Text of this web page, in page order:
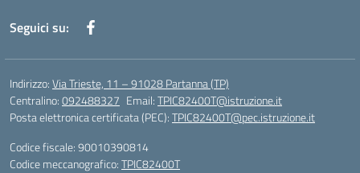
Seguici su:
Indirizzo:Via Trieste, 11 – 91028 Partanna (TP)
Centralino:092488327 Email:TPIC82400T@istruzione.it
Posta elettronica certificata (PEC):TPIC82400T@pec.istruzione.it
Codice fiscale: 90010390814
Codice meccanografico:TPIC82400T